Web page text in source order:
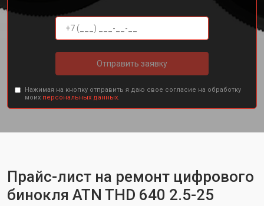
Отправить заявку
Нажимая на кнопку отправить я даю свое согласие на обработку
моих персональных данных.
Прайс-лист на ремонт цифрового
бинокля ATN THD 640 2.5-25